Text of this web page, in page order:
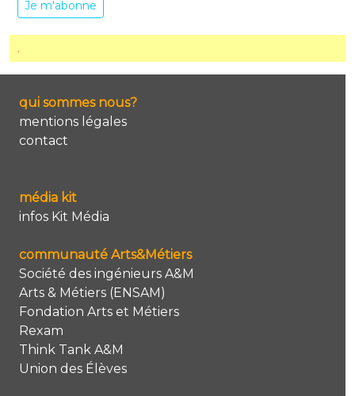
Je m'abonne
.
qui sommes nous?
mentions légales
contact
média kit
infos Kit Média
communauté Arts&Métiers
Société des ingénieurs A&M
Arts & Métiers (ENSAM)
Fondation Arts et Métiers
Rexam
Think Tank A&M
Union des Élèves